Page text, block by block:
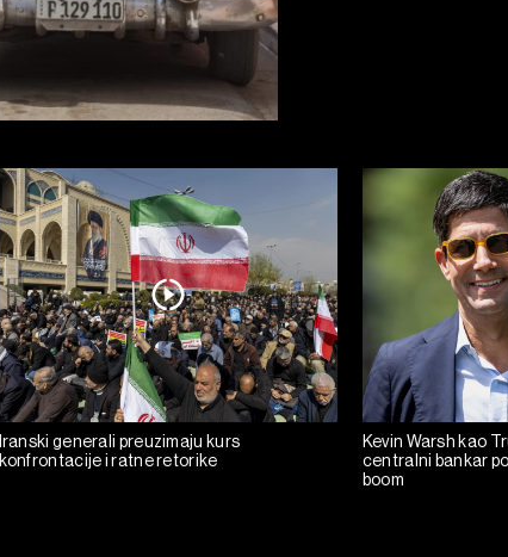
Iranski generali preuzimaju kurs
konfrontacije i ratne retorike
Kevin Warsh kao
centralni bankar
boom